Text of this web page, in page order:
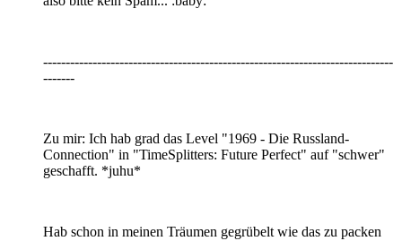
------------------------------------------------------------------------------
-------
Zu mir: Ich hab grad das Level "1969 - Die Russland-
Connection" in "TimeSplitters: Future Perfect" auf "schwer"
geschafft. *juhu*
Hab schon in meinen Träumen gegrübelt wie das zu packen